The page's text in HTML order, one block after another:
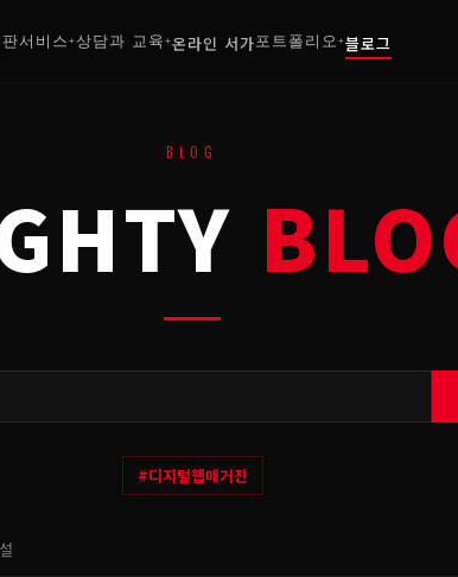
판서비스 +상담과 교육 +온라인 서가 포트폴리오 +블로그
BLOG
#디지털웹매거진